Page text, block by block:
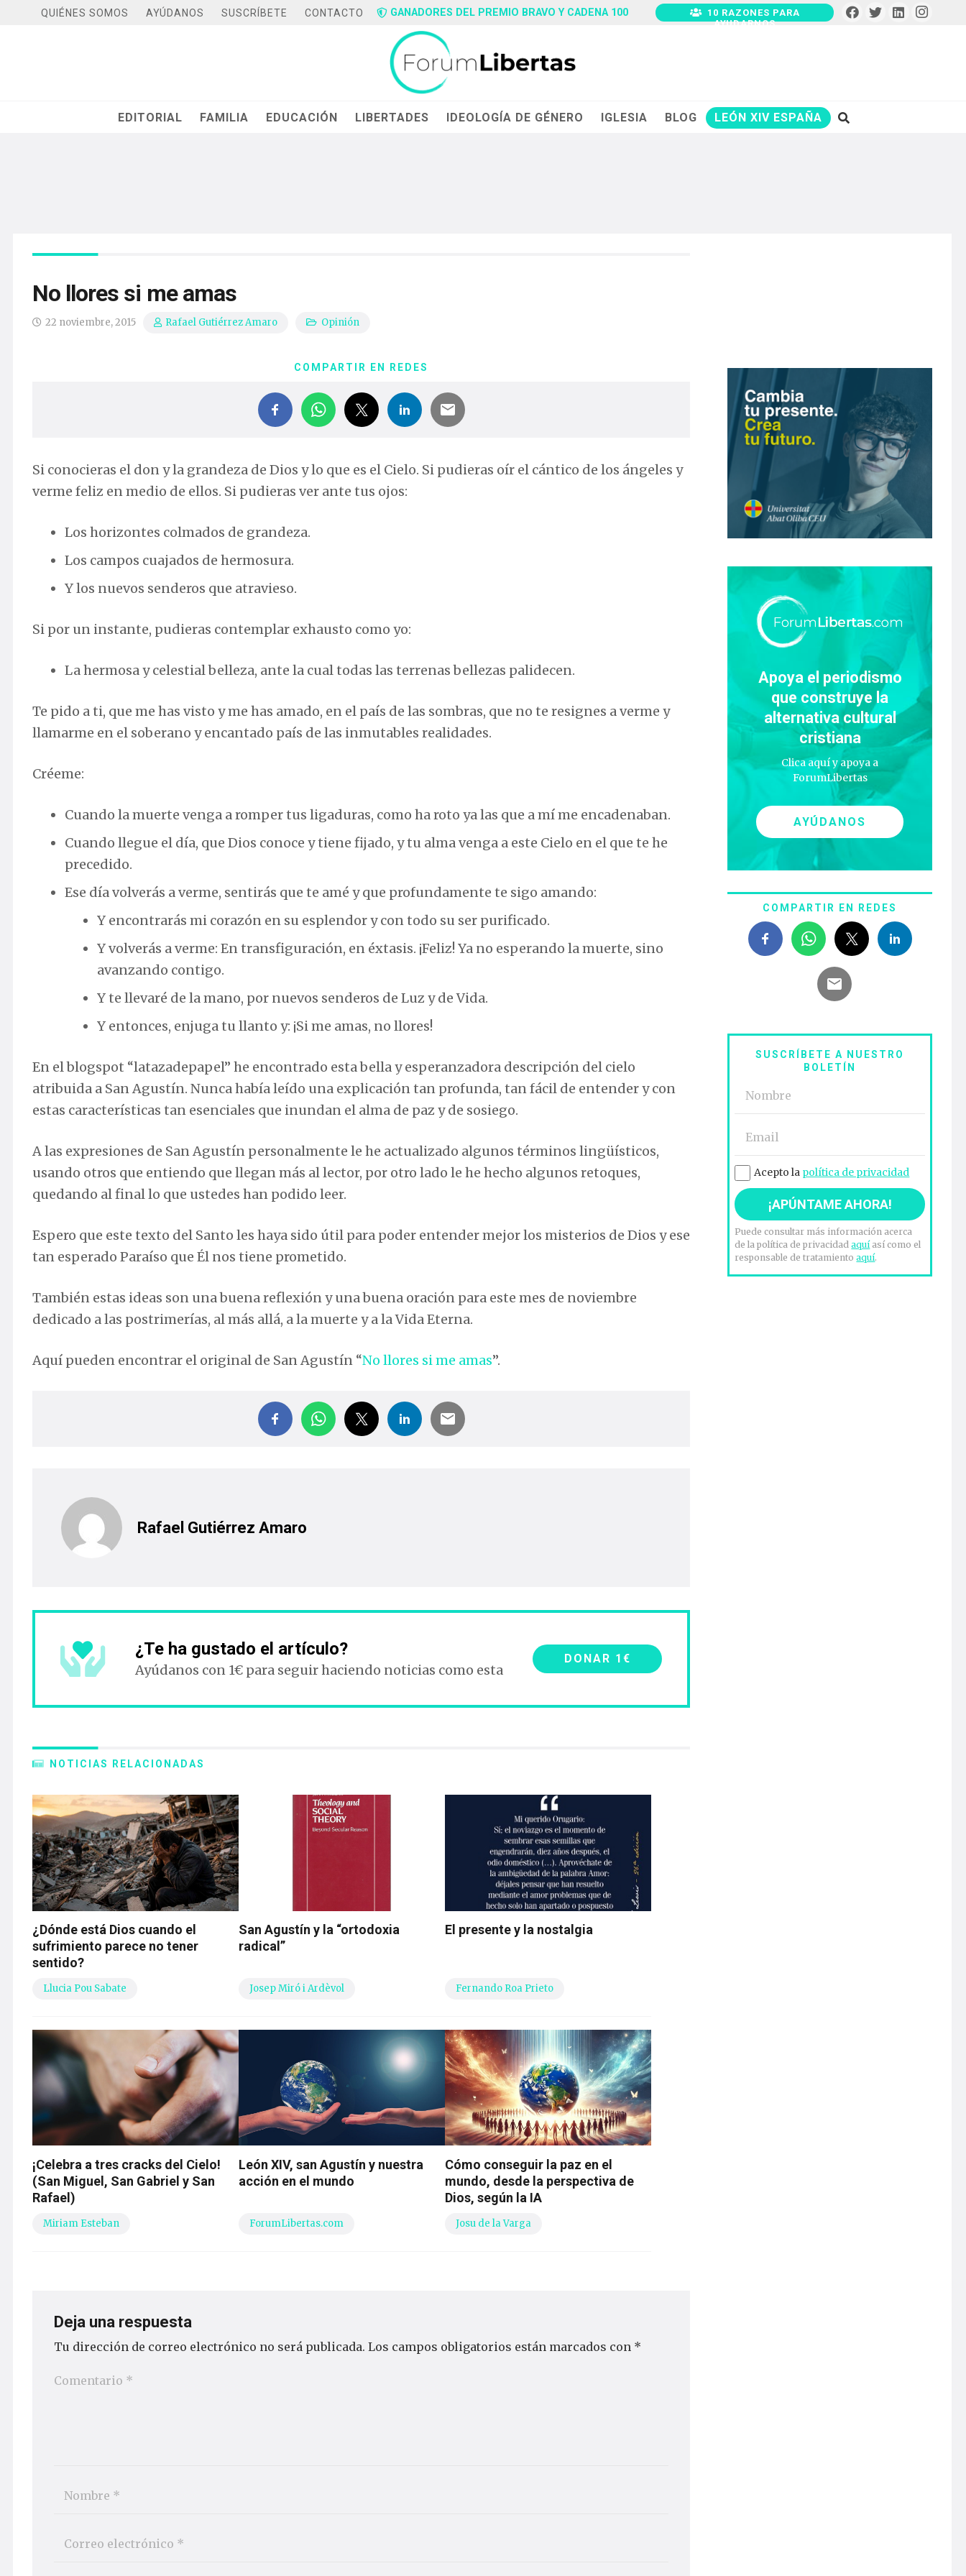
QUIÉNES SOMOS AYÚDANOS SUSCRÍBETE CONTACTO GANADORES DEL PREMIO BRAVO Y CADENA 100
10 RAZONES PARA
AYUDARNOS
EDITORIAL FAMILIA EDUCACIÓN LIBERTADES IDEOLOGÍA DE GÉNERO IGLESIA BLOG LEÓN XIV ESPAÑA
No llores si me amas
22 noviembre, 2015 Rafael Gutiérrez Amaro Opinión
COMPARTIR EN REDES
Si conocieras el don y la grandeza de Dios y lo que es el Cielo. Si pudieras oír el cántico de los ángeles y
verme feliz en medio de ellos. Si pudieras ver ante tus ojos:
Los horizontes colmados de grandeza.
Los campos cuajados de hermosura.
Y los nuevos senderos que atravieso.
Si por un instante, pudieras contemplar exhausto como yo:
La hermosa y celestial belleza, ante la cual todas las terrenas bellezas palidecen.
Te pido a ti, que me has visto y me has amado, en el país de las sombras, que no te resignes a verme y
llamarme en el soberano y encantado país de las inmutables realidades.
Créeme:
Cuando la muerte venga a romper tus ligaduras, como ha roto ya las que a mí me encadenaban.
Cuando llegue el día, que Dios conoce y tiene fijado, y tu alma venga a este Cielo en el que te he
precedido.
Ese día volverás a verme, sentirás que te amé y que profundamente te sigo amando:
Y encontrarás mi corazón en su esplendor y con todo su ser purificado.
Y volverás a verme: En transfiguración, en éxtasis. ¡Feliz! Ya no esperando la muerte, sino
avanzando contigo.
Y te llevaré de la mano, por nuevos senderos de Luz y de Vida.
Y entonces, enjuga tu llanto y: ¡Si me amas, no llores!
En el blogspot “latazadepapel” he encontrado esta bella y esperanzadora descripción del cielo
atribuida a San Agustín. Nunca había leído una explicación tan profunda, tan fácil de entender y con
estas características tan esenciales que inundan el alma de paz y de sosiego.
A las expresiones de San Agustín personalmente le he actualizado algunos términos lingüísticos,
usando otros que entiendo que llegan más al lector, por otro lado le he hecho algunos retoques,
quedando al final lo que ustedes han podido leer.
Espero que este texto del Santo les haya sido útil para poder entender mejor los misterios de Dios y ese
tan esperado Paraíso que Él nos tiene prometido.
También estas ideas son una buena reflexión y una buena oración para este mes de noviembre
dedicado a las postrimerías, al más allá, a la muerte y a la Vida Eterna.
Aquí pueden encontrar el original de San Agustín “No llores si me amas”.
Rafael Gutiérrez Amaro
¿Te ha gustado el artículo?
Ayúdanos con 1€ para seguir haciendo noticias como esta
DONAR 1€
NOTICIAS RELACIONADAS
¿Dónde está Dios cuando el
sufrimiento parece no tener
sentido?
Llucia Pou Sabate
San Agustín y la “ortodoxia
radical”
Josep Miró i Ardèvol
El presente y la nostalgia
Fernando Roa Prieto
¡Celebra a tres cracks del Cielo!
(San Miguel, San Gabriel y San
Rafael)
Miriam Esteban
León XIV, san Agustín y nuestra
acción en el mundo
ForumLibertas.com
Cómo conseguir la paz en el
mundo, desde la perspectiva de
Dios, según la IA
Josu de la Varga
Deja una respuesta
Tu dirección de correo electrónico no será publicada. Los campos obligatorios están marcados con *
Apoya el periodismo
que construye la
alternativa cultural
cristiana
Clica aquí y apoya a
ForumLibertas
AYÚDANOS
COMPARTIR EN REDES
SUSCRÍBETE A NUESTRO
BOLETÍN
Acepto la política de privacidad
Puede consultar más información acerca
de la política de privacidadaquíasí como el
responsable de tratamientoaquí.